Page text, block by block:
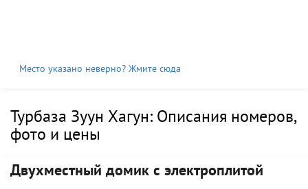
Место указано неверно? Жмите сюда
Турбаза Зуун Хагун: Описания номеров,
фото и цены
Двухместный домик с электроплитой